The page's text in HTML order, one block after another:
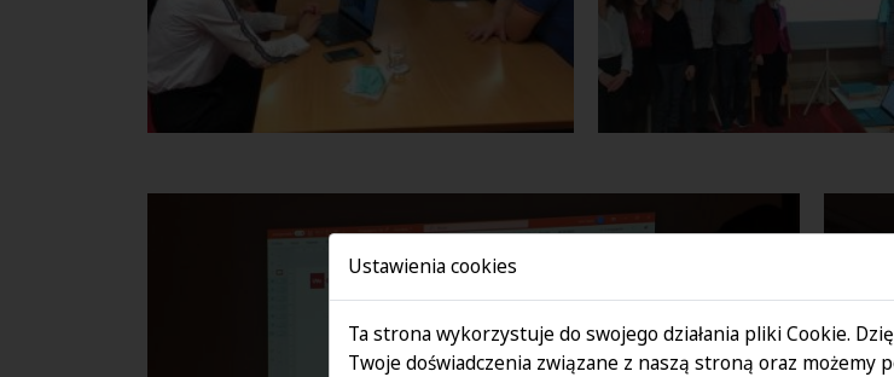
Ustawienia cookies
Ta strona wykorzystuje do swojego działania pliki Cookie.
Twoje doświadczenia związane z naszą stroną oraz możemy